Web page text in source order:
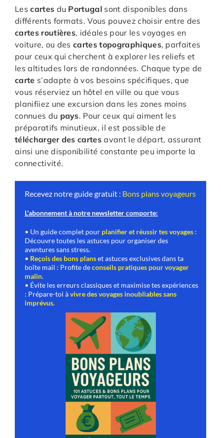
Lescartes du Portugal sont disponibles dans
différents formats. Vous pouvez choisir entre des
cartes routières, idéales pour les voyages en
voiture, ou descartes topographiques, parfaites
pour ceux qui cherchent à explorer les reliefs et
les altitudes lors de randonnées. Chaque type de
carte s’adapte à vos besoins spécifiques, que
vous réserviez un hôtel en ville ou que vous
planifiiez une excursion dans les zones moins
connues du pays. Pour ceux qui aiment les
préparatifs minutieux, il est possible de
télécharger des cartes avant le départ, assurant
ainsi une disponibilité constante peu importe la
connectivité.